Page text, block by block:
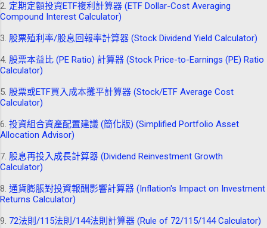
2. 定期定額投資ETF複利計算器 (ETF Dollar-Cost Averaging
Compound Interest Calculator)
3. 股票殖利率/股息回報率計算器 (Stock Dividend Yield Calculator)
4. 股票本益比 (PE Ratio) 計算器 (Stock Price-to-Earnings (PE) Ratio
Calculator)
5. 股票或ETF買入成本攤平計算器 (Stock/ETF Average Cost
Calculator)
6. 投資組合資產配置建議 (簡化版) (Simplified Portfolio Asset
Allocation Advisor)
7. 股息再投入成長計算器 (Dividend Reinvestment Growth
Calculator)
8. 通貨膨脹對投資報酬影響計算器 (Inflation's Impact on Investment
Returns Calculator)
9. 72法則/115法則/144法則計算器 (Rule of 72/115/144 Calculator)